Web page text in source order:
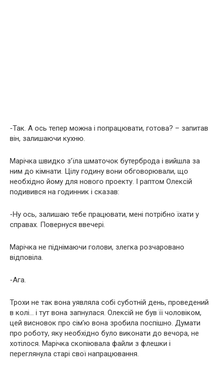
-Так. А ось тепер можна і попрацювати, готова? – запитав
він, залишаючи кухню.
Марічка швидко з’їла шматочок бутерброда і вийшла за
ним до кімнати. Цілу годину вони обговорювали, що
необхідно йому для нового проекту. І раптом Олексій
подивився на годинник і сказав:
-Ну ось, залишаю тебе працювати, мені потрібно їхати у
справах. Повернуся ввечері.
Марічка не піднімаючи голови, злегка розчаровано
відповіла.
-Ага.
Трохи не так вона уявляла собі суботній день, проведений
в колі… і тут вона запнулася. Олексій не був її чоловіком,
цей висновок про сім’ю вона зробила поспішно. Думати
про роботу, яку необхідно було виконати до вечора, не
хотілося. Марічка скопіювала файли з флешки і
переглянула старі свої напрацювання.